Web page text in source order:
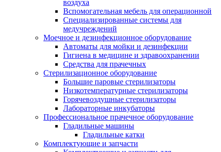
воздуха
Вспомогательная мебель для операционной
Специализированные системы для
медучреждений
Моечное и дезинфекционное оборудование
Автоматы для мойки и дезинфекции
Гигиена в медицине и здравоохранении
Средства для прачечных
Стерилизационное оборудование
Большие паровые стерилизаторы
Низкотемпературные стерилизаторы
Горячевоздушные стерилизаторы
Лабораторные инкубаторы
Профессиональное прачечное оборудование
Гладильные машины
Гладильные катки
Комплектующие и запчасти